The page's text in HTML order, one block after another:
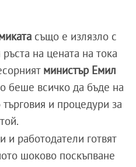
също е излязло с
на цената на тока
министър Емил
беше всичко да бъде на
и процедури за
и работодатели готвят
шоково поскъпване